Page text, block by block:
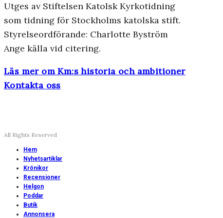
Utges av Stiftelsen Katolsk Kyrkotidning
som tidning för Stockholms katolska stift.
Styrelseordförande: Charlotte Byström
Ange källa vid citering.
Läs mer om Km:s historia och ambitioner
Kontakta oss
All Rights Reserved
Hem
Nyhetsartiklar
Krönikor
Recensioner
Helgon
Poddar
Butik
Annonsera